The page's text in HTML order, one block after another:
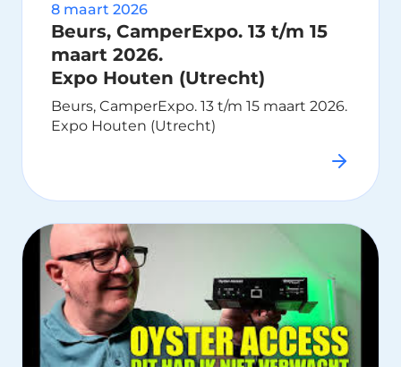
8 maart 2026
Beurs, CamperExpo. 13 t/m 15
maart 2026.
Expo Houten (Utrecht)
Beurs, CamperExpo. 13 t/m 15 maart 2026.
Expo Houten (Utrecht)